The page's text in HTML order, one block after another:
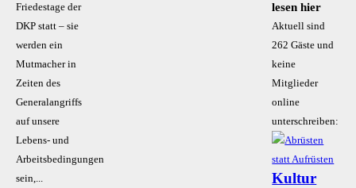
Friedestage der
DKP statt – sie
werden ein
Mutmacher in
Zeiten des
Generalangriffs
auf unsere
Lebens- und
Arbeitsbedingungen
sein,...
lesen hier
Aktuell sind
262 Gäste und
keine
Mitglieder
online
unterschreiben:
Kultur